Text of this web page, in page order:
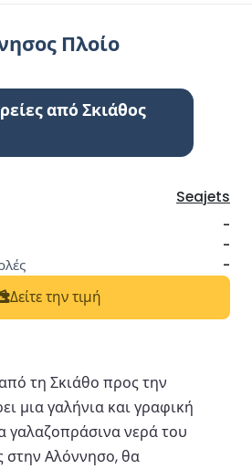
Πλοίο
από Σκιάθος
Seajets
-
-
-
Δείτε την τιμή
τη Σκιάθο προς την
μια γαλήνια και γραφική
νερά του
στην Αλόννησο, θα